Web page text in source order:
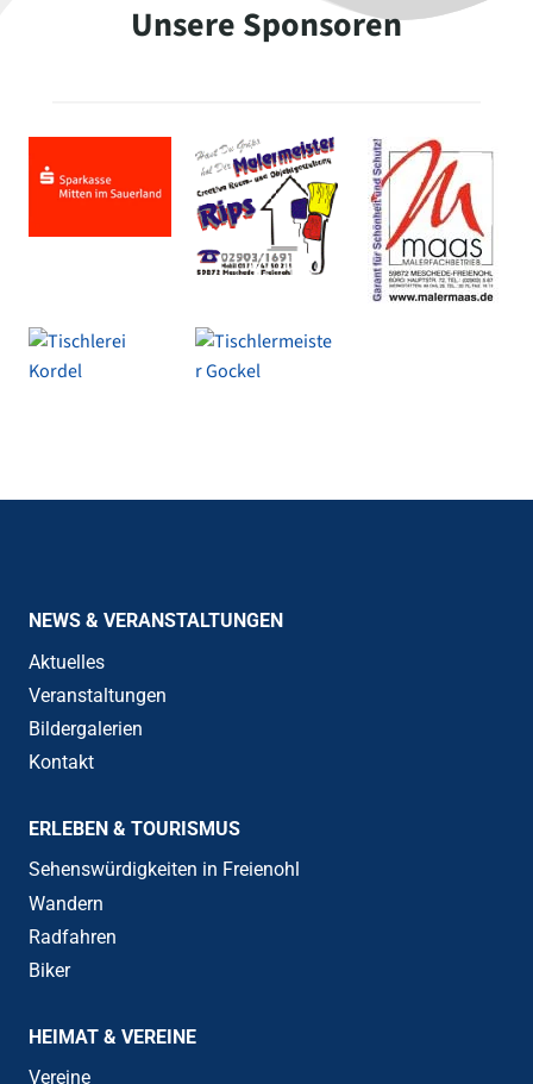
Unsere Sponsoren
NEWS & VERANSTALTUNGEN
Aktuelles
Veranstaltungen
Bildergalerien
Kontakt
ERLEBEN & TOURISMUS
Sehenswürdigkeiten in Freienohl
Wandern
Radfahren
Biker
HEIMAT & VEREINE
Vereine